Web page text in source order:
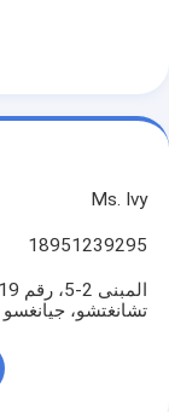
Ms. Ivy
18951239295
تشانغتشو، جيانغسو 213141، الصين